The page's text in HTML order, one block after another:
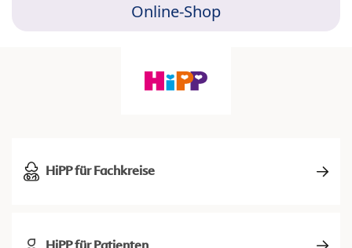
Online-Shop
HiPP für Fachkreise